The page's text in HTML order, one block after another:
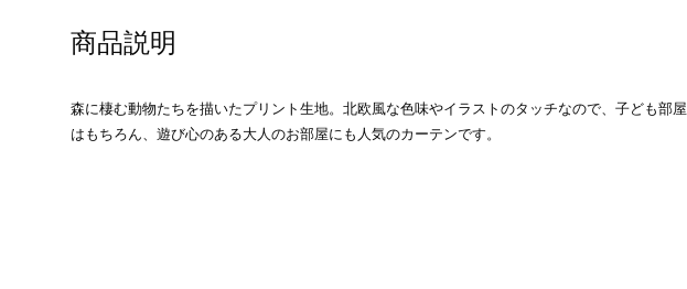
商品説明
森に棲む動物たちを描いたプリント生地。北欧風な色味やイラストのタッチなので、子ども部屋
はもちろん、遊び心のある大人のお部屋にも人気のカーテンです。